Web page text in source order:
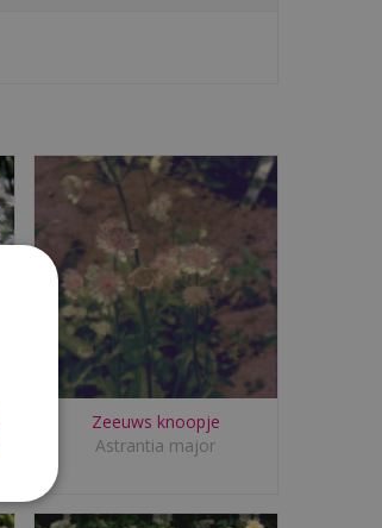
Zeeuws knoopje
Astrantia major